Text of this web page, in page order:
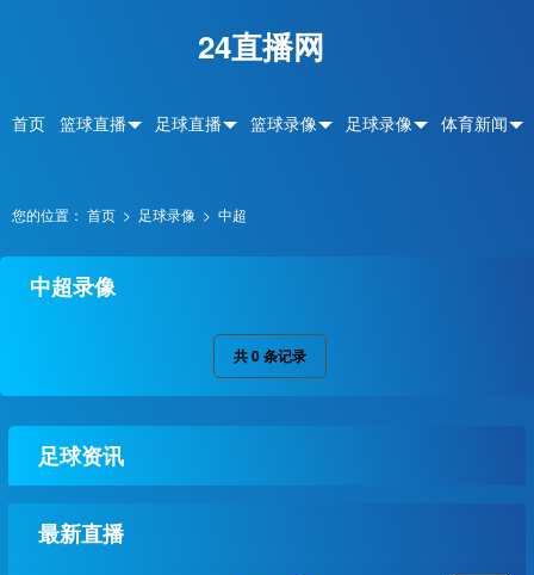
24直播网
首页 篮球直播 足球直播 篮球录像 足球录像 体育新闻
您的位置： 首页 > 足球录像 > 中超
中超录像
共0条记录
足球资讯
最新直播